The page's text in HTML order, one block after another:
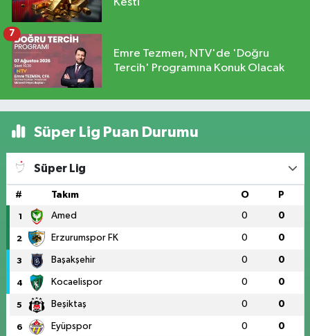
Emre Tezmen, NTV'de 'Doğru
Tercih' Programına Konuk Olacak
7
Süper Lig Puan Durumu
Süper Lig
# Takım O P
1 Amed 0 0
2 Erzurumspor FK 0 0
3 Başakşehir 0 0
4 Kocaelispor 0 0
5 Beşiktaş 0 0
6 Eyüpspor 0 0